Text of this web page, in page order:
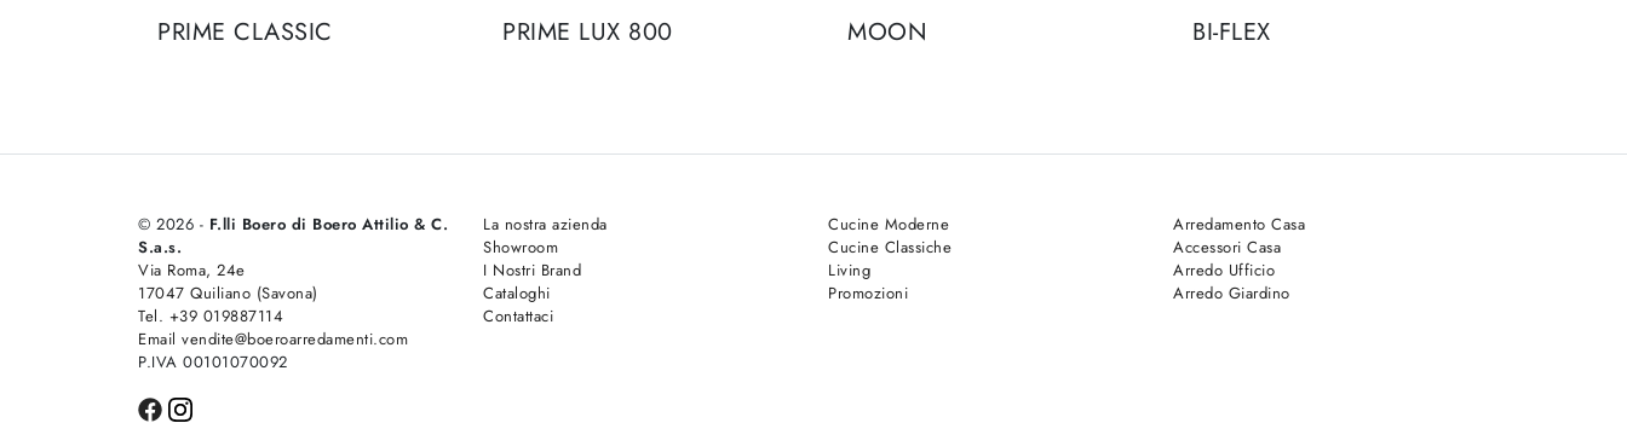
PRIME CLASSIC PRIME LUX 800 MOON BI-FLEX
© 2026 - F.lli Boero di Boero Attilio & C.
S.a.s.
Via Roma, 24e
17047 Quiliano (Savona)
Tel. +39 019887114
Email vendite@boeroarredamenti.com
P.IVA 00101070092
La nostra azienda
Showroom
I Nostri Brand
Cataloghi
Contattaci
Cucine Moderne
Cucine Classiche
Living
Promozioni
Arredamento Casa
Accessori Casa
Arredo Ufficio
Arredo Giardino